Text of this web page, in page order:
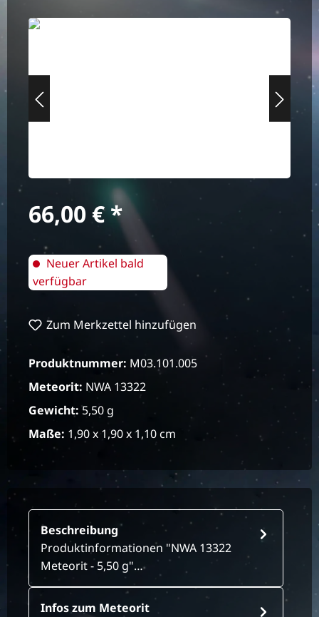
Bildergalerie überspringen
Regulärer Preis:
66,00 €
Neuer Artikel bald
verfügbar
Zum Merkzettel hinzufügen
Produktnummer: M03.101.005
Meteorit: NWA 13322
Gewicht:5,50 g
Maße: 1,90 x 1,90 x 1,10 cm
Beschreibung
Produktinformationen "NWA 13322
Meteorit - 5,50 g"…
Infos zum Meteorit